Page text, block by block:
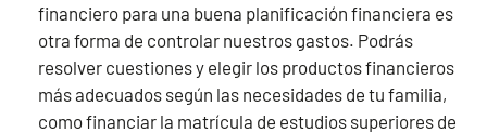
financiero para una buena planificación financiera es
otra forma de controlar nuestros gastos. Podrás
resolver cuestiones y elegir los productos financieros
más adecuados según las necesidades de tu familia,
como financiar la matrícula de estudios superiores de